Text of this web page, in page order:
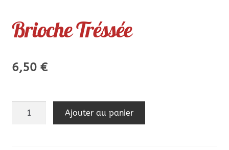
Brioche Tréssée
6,50 €
Ajouter au panier